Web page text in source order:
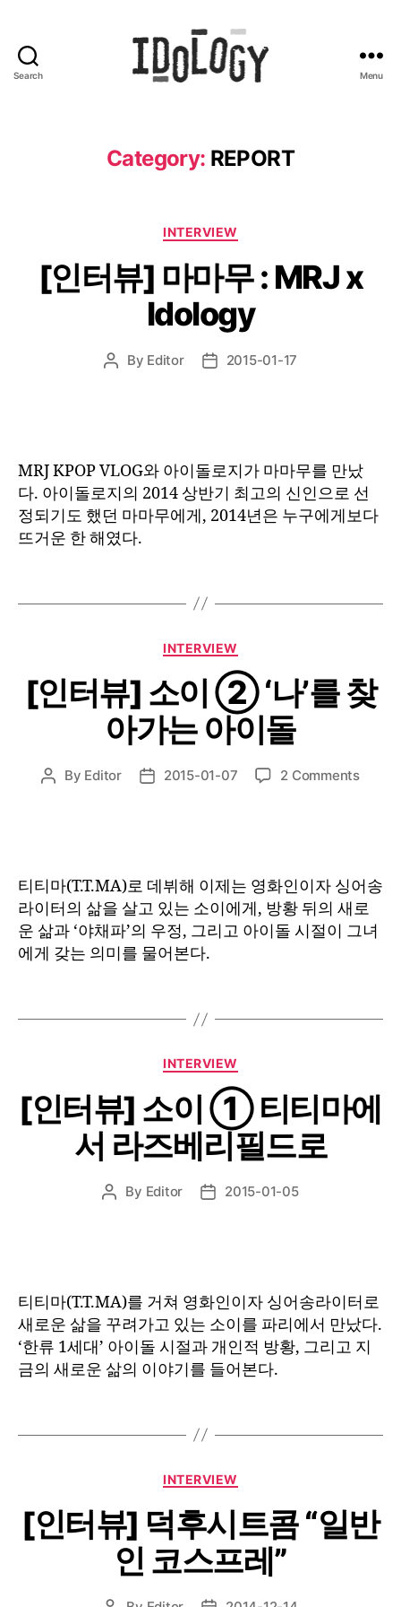
Search Menu
Category: REPORT
Categories
INTERVIEW
[인터뷰] 마마무 : MRJ x
Idology
Post
By Editor
Post2015-01-17
MRJ KPOP VLOG와 아이돌로지가 마마무를 만났
다. 아이돌로지의 2014 상반기 최고의 신인으로 선
정되기도 했던 마마무에게, 2014년은 누구에게보다
뜨거운 한 해였다.
Categories
INTERVIEW
[인터뷰] 소이 ② ‘나’를 찾
아가는 아이돌
Post
By Editor
Post2015-01-07 2 Commentson
②
‘나’를
찾
티티마(T.T.MA)로 데뷔해 이제는 영화인이자 싱어송
라이터의 삶을 살고 있는 소이에게, 방황 뒤의 새로
운 삶과 ‘야채파’의 우정, 그리고 아이돌 시절이 그녀
에게 갖는 의미를 물어본다.
Categories
INTERVIEW
[인터뷰] 소이 ① 티티마에
서 라즈베리필드로
Post
By Editor
Post2015-01-05
티티마(T.T.MA)를 거쳐 영화인이자 싱어송라이터로
새로운 삶을 꾸려가고 있는 소이를 파리에서 만났다.
‘한류 1세대’ 아이돌 시절과 개인적 방황, 그리고 지
금의 새로운 삶의 이야기를 들어본다.
Categories
INTERVIEW
[인터뷰] 덕후시트콤 “일반
인 코스프레”